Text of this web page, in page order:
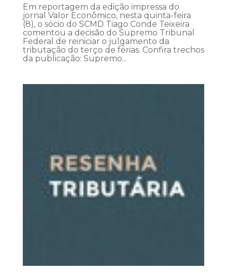
Em reportagem da edição impressa do
jornal Valor Econômico, nesta quinta-feira
(8), o sócio do SCMD Tiago Conde Teixeira
comentou a decisão do Supremo Tribunal
Federal de reiniciar o julgamento da
tributação do terço de férias. Confira trechos
da publicação: Supremo...